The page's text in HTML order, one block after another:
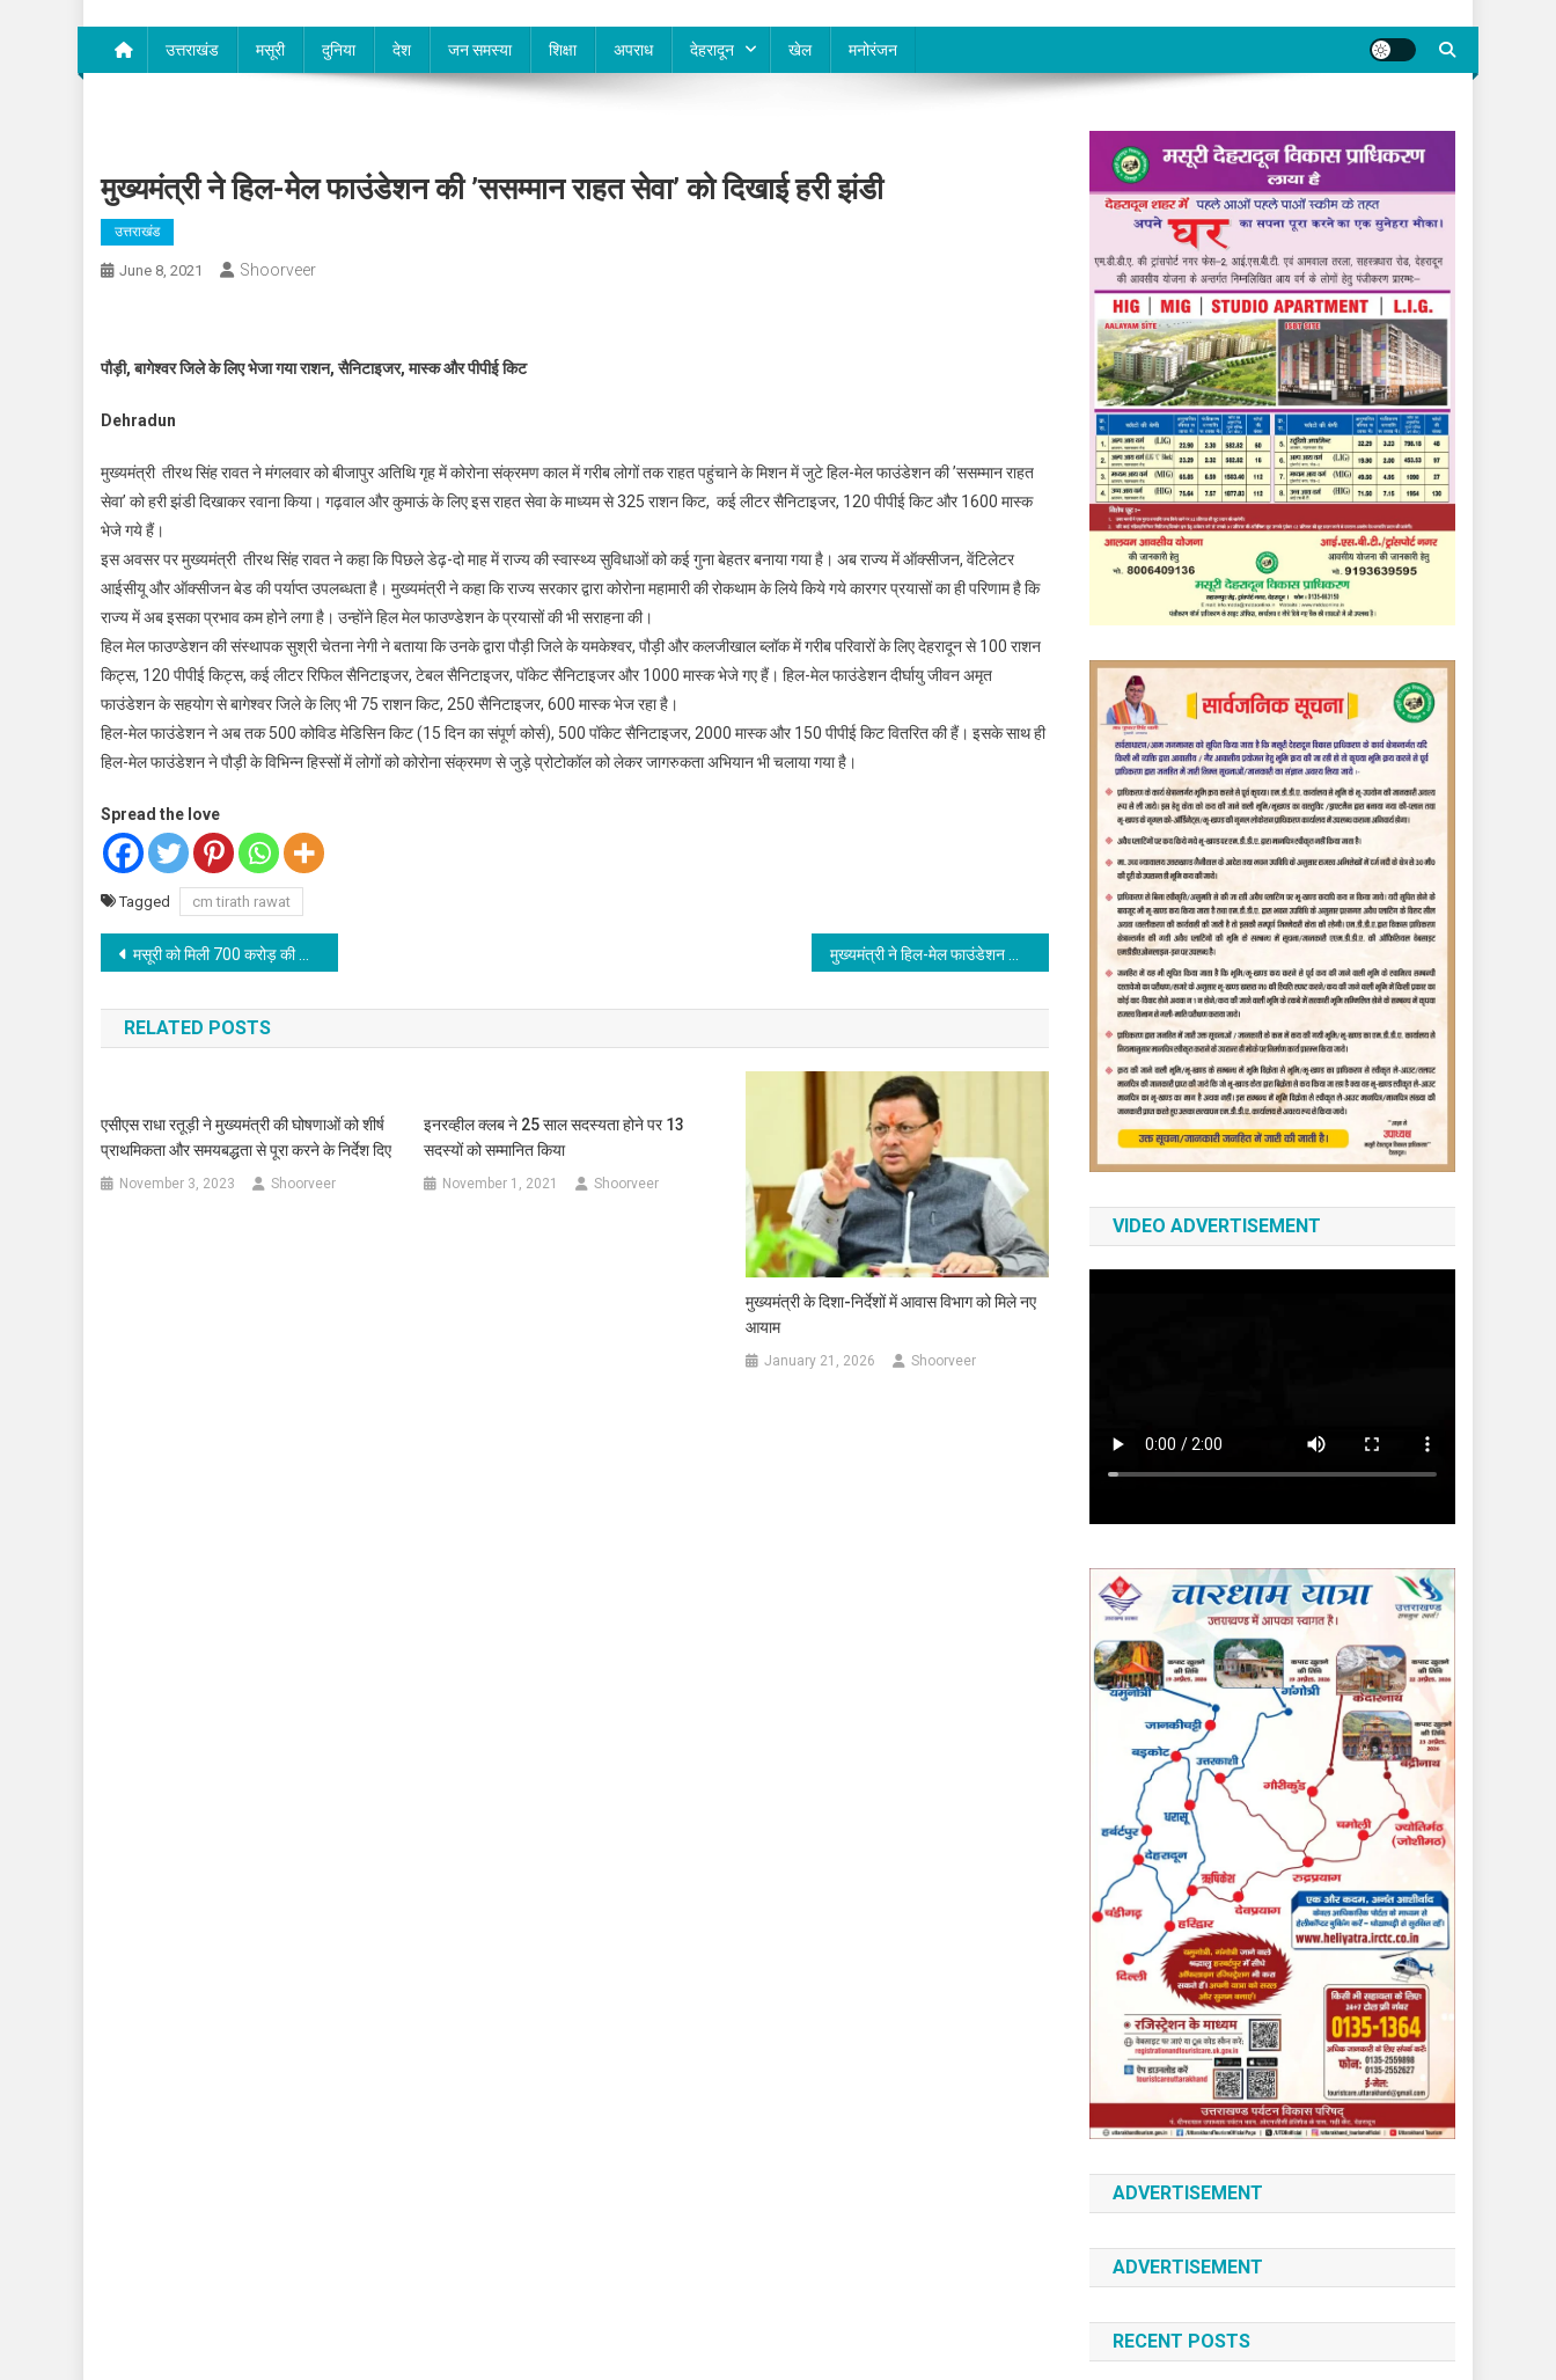
उत्तराखंड मसूरी दुनिया देश जन समस्या शिक्षा अपराध देहरादून खेल मनोरंजन
मुख्यमंत्री ने हिल-मेल फाउंडेशन की ’ससम्मान राहत सेवा’ को दिखाई हरी झंडी
उत्तराखंड
June 8, 2021 Shoorveer
पौड़ी, बागेश्वर जिले के लिए भेजा गया राशन, सैनिटाइजर, मास्क और पीपीई किट
Dehradun
मुख्यमंत्री तीरथ सिंह रावत ने मंगलवार को बीजापुर अतिथि गृह में कोरोना संक्रमण काल में गरीब लोगों तक राहत पहुंचाने के मिशन में जुटे हिल-मेल फाउंडेशन की ’ससम्मान राहत
सेवा’ को हरी झंडी दिखाकर रवाना किया। गढ़वाल और कुमाऊं के लिए इस राहत सेवा के माध्यम से 325 राशन किट, कई लीटर सैनिटाइजर, 120 पीपीई किट और 1600 मास्क
भेजे गये हैं।
इस अवसर पर मुख्यमंत्री तीरथ सिंह रावत ने कहा कि पिछले डेढ़-दो माह में राज्य की स्वास्थ्य सुविधाओं को कई गुना बेहतर बनाया गया है। अब राज्य में ऑक्सीजन, वेंटिलेटर
आईसीयू और ऑक्सीजन बेड की पर्याप्त उपलब्धता है। मुख्यमंत्री ने कहा कि राज्य सरकार द्वारा कोरोना महामारी की रोकथाम के लिये किये गये कारगर प्रयासों का ही परिणाम है कि
राज्य में अब इसका प्रभाव कम होने लगा है। उन्होंने हिल मेल फाउण्डेशन के प्रयासों की भी सराहना की।
हिल मेल फाउण्डेशन की संस्थापक सुश्री चेतना नेगी ने बताया कि उनके द्वारा पौड़ी जिले के यमकेश्वर, पौड़ी और कलजीखाल ब्लॉक में गरीब परिवारों के लिए देहरादून से 100 राशन
किट्स, 120 पीपीई किट्स, कई लीटर रिफिल सैनिटाइजर, टेबल सैनिटाइजर, पॉकेट सैनिटाइजर और 1000 मास्क भेजे गए हैं। हिल-मेल फाउंडेशन दीर्घायु जीवन अमृत
फाउंडेशन के सहयोग से बागेश्वर जिले के लिए भी 75 राशन किट, 250 सैनिटाइजर, 600 मास्क भेज रहा है।
हिल-मेल फाउंडेशन ने अब तक 500 कोविड मेडिसिन किट (15 दिन का संपूर्ण कोर्स), 500 पॉकेट सैनिटाइजर, 2000 मास्क और 150 पीपीई किट वितरित की हैं। इसके साथ ही
हिल-मेल फाउंडेशन ने पौड़ी के विभिन्न हिस्सों में लोगों को कोरोना संक्रमण से जुड़े प्रोटोकॉल को लेकर जागरुकता अभियान भी चलाया गया है।
Spread the love
Tagged cm tirath rawat
Post
navigation
मसूरी को मिली 700 करोड़ की सौगात, मुख्यमंत्री तीरथ और बीजेपी मंडल अध्यक्ष मोहन पेटवाल ने जताया आभार
RELATED POSTS
एसीएस राधा रतूड़ी ने मुख्यमंत्री की घोषणाओं को शीर्ष
प्राथमिकता और समयबद्धता से पूरा करने के निर्देश दिए
November 3, 2023 Shoorveer
इनरव्हील क्लब ने 25 साल सदस्यता होने पर 13
सदस्यों को सम्मानित किया
November 1, 2021 Shoorveer
मुख्यमंत्री के दिशा-निर्देशों में आवास विभाग को मिले नए
आयाम
January 21, 2026 Shoorveer
VIDEO ADVERTISEMENT
ADVERTISEMENT
ADVERTISEMENT
RECENT POSTS